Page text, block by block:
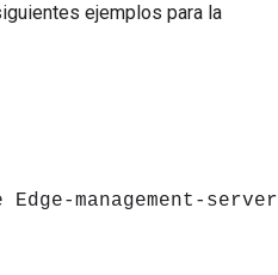
ejemplos para la
management-server